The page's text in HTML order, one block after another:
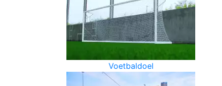
Voetbaldoel